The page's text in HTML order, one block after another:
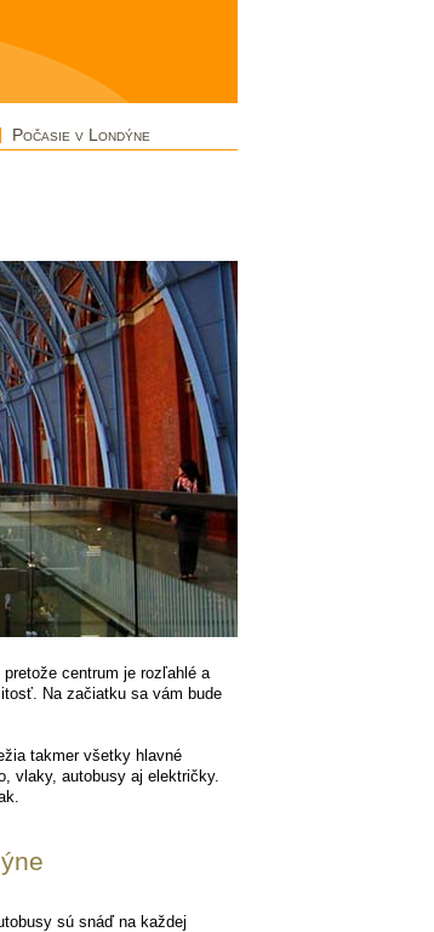
Počasie v Londýne
centrum je rozľahlé a
Na začiatku sa vám bude
takmer všetky hlavné
vlaky, autobusy aj električky.
sú snáď na každej